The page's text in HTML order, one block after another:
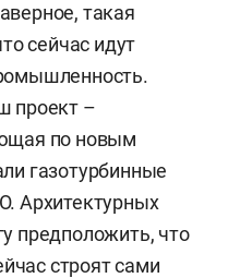
такая
сейчас идут
проект –
по новым
газотурбинные
Архитектурных
предположить, что
строят сами